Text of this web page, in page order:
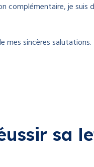
je suis
mes sincères salutations.
sa